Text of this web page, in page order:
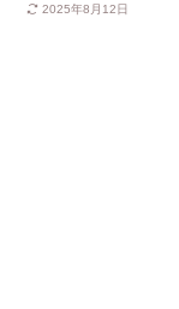
2025年8月12日